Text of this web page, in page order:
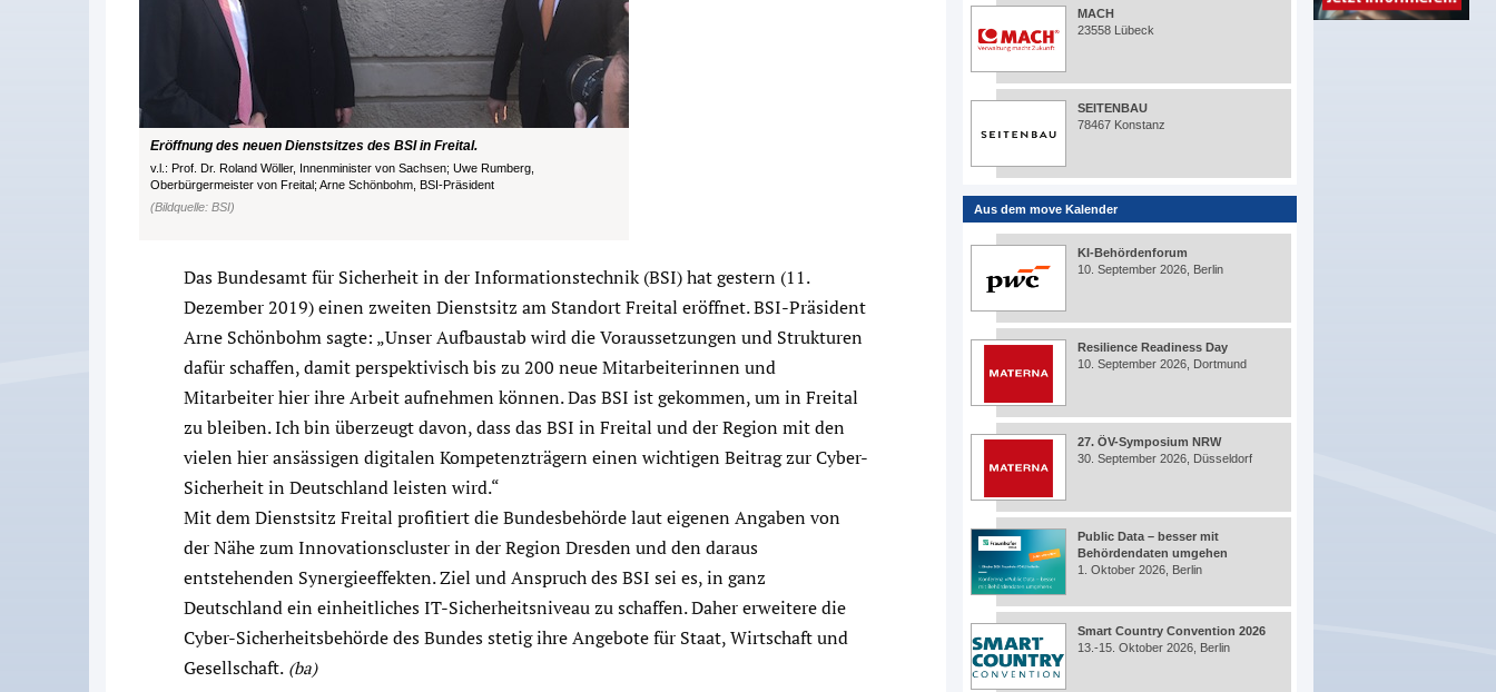
Eröffnung des neuen Dienstsitzes des BSI in Freital.
v.l.: Prof. Dr. Roland Wöller, Innenminister von Sachsen; Uwe Rumberg,
Oberbürgermeister von Freital; Arne Schönbohm, BSI-Präsident
(Bildquelle: BSI)
Das Bundesamt für Sicherheit in der Informationstechnik (BSI) hat gestern (11.
Dezember 2019) einen zweiten Dienstsitz am Standort Freital eröffnet. BSI-Präsident
Arne Schönbohm sagte: „Unser Aufbaustab wird die Voraussetzungen und Strukturen
dafür schaffen, damit perspektivisch bis zu 200 neue Mitarbeiterinnen und
Mitarbeiter hier ihre Arbeit aufnehmen können. Das BSI ist gekommen, um in Freital
zu bleiben. Ich bin überzeugt davon, dass das BSI in Freital und der Region mit den
vielen hier ansässigen digitalen Kompetenzträgern einen wichtigen Beitrag zur Cyber-
Sicherheit in Deutschland leisten wird.“
Mit dem Dienstsitz Freital profitiert die Bundesbehörde laut eigenen Angaben von
der Nähe zum Innovationscluster in der Region Dresden und den daraus
entstehenden Synergieeffekten. Ziel und Anspruch des BSI sei es, in ganz
Deutschland ein einheitliches IT-Sicherheitsniveau zu schaffen. Daher erweitere die
Cyber-Sicherheitsbehörde des Bundes stetig ihre Angebote für Staat, Wirtschaft und
Gesellschaft. (ba)
MACH
23558 Lübeck
SEITENBAU
78467 Konstanz
Aus dem move Kalender
KI-Behördenforum
10. September 2026, Berlin
Resilience Readiness Day
10. September 2026, Dortmund
27. ÖV-Symposium NRW
30. September 2026, Düsseldorf
Public Data – besser mit
Behördendaten umgehen
1. Oktober 2026, Berlin
Smart Country Convention 2026
13.-15. Oktober 2026, Berlin